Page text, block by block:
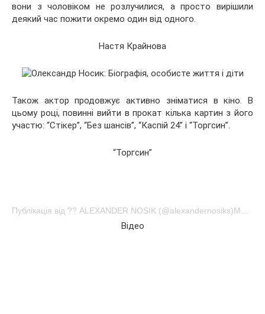
вони з чоловіком не розлучилися, а просто вирішили
деякий час пожити окремо один від одного.
Настя Крайнова
Також актор продовжує активно зніматися в кіно. В
цьому році, повинні вийти в прокат кілька картин з його
участю: “Стікер”, “Без шансів”, “Каспій 24” і “Торгсин”.
“Торгсин”
Відео